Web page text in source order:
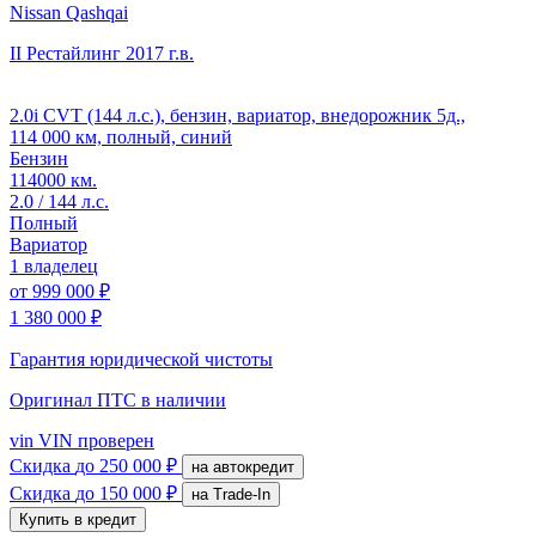
Nissan Qashqai
II Рестайлинг 2017 г.в.
2.0i CVT (144 л.с.), бензин, вариатор, внедорожник 5д.,
114 000 км, полный, синий
Бензин
114000 км.
2.0 / 144 л.с.
Полный
Вариатор
1 владелец
от 999 000 ₽
1 380 000 ₽
Гарантия юридической чистоты
Оригинал ПТС в наличии
vin VIN проверен
Скидка до 250 000 ₽ на автокредит
Скидка до 150 000 ₽
на Trade-In
Купить в кредит